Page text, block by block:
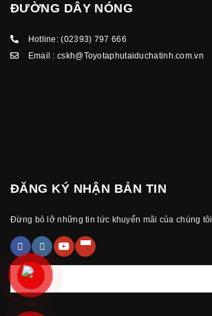
ĐƯỜNG DÂY NÓNG
Hotline:(02393) 797 666
Email :cskh@Toyotaphutaiduchatinh.com.vn
ĐĂNG KÝ NHẬN BẢN TIN
Đừng bỏ lỡ những tin tức khuyến mãi của chúng tôi